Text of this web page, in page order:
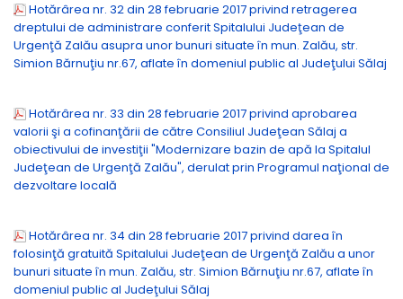
Hotărârea nr. 32 din 28 februarie 2017 privind retragerea
dreptului de administrare conferit Spitalului Judeţean de
Urgenţă Zalău asupra unor bunuri situate în mun. Zalău, str.
Simion Bărnuţiu nr.67, aflate în domeniul public al Judeţului Sălaj
Hotărârea nr. 33 din 28 februarie 2017 privind aprobarea
valorii şi a cofinanţării de către Consiliul Judeţean Sălaj a
obiectivului de investiţii "Modernizare bazin de apă la Spitalul
Judeţean de Urgenţă Zalău", derulat prin Programul naţional de
dezvoltare locală
Hotărârea nr. 34 din 28 februarie 2017 privind darea în
folosinţă gratuită Spitalului Judeţean de Urgenţă Zalău a unor
bunuri situate în mun. Zalău, str. Simion Bărnuţiu nr.67, aflate în
domeniul public al Judeţului Sălaj